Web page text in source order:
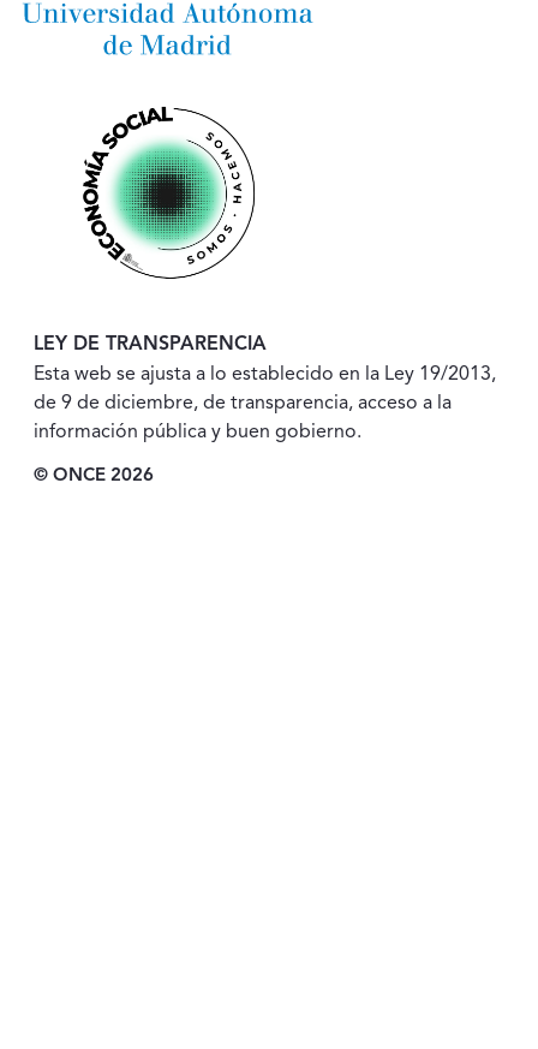
LEY DE TRANSPARENCIA
Esta web se ajusta a lo establecido en la Ley 19/2013,
de 9 de diciembre, de transparencia, acceso a la
información pública y buen gobierno.
© ONCE 2026